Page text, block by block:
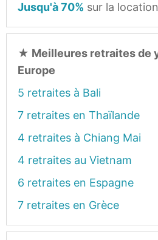
Jusqu'à 70% sur la
★ Meilleures retraites de
Europe
5 retraites à Bali
7 retraites en Thaïlande
4 retraites à Chiang Mai
4 retraites au Vietnam
6 retraites en Espagne
7 retraites en Grèce